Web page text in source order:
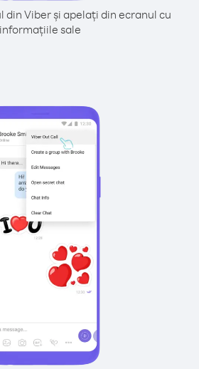
Viber și apelați din ecranul cu
informațiile sale